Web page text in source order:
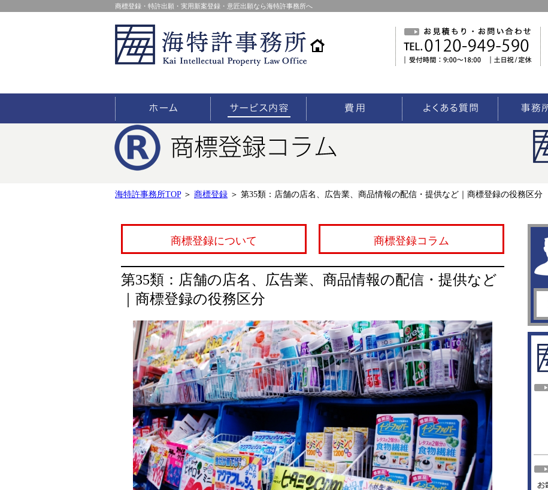
商標登録・特許出願・実用新案登録・意匠出願なら海特許事務所へ
海特許事務所TOP＞ 商標登録 ＞ 第35類：店舗の店名、広告業、商品情報の配信・提供など｜商標登録の役務区分
商標登録について 商標登録コラム
第35類：店舗の店名、広告業、商品情報の配信・提供など
｜商標登録の役務区分